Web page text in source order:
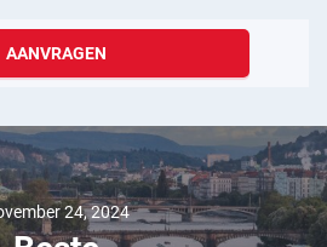
AANVRAGEN
24, 2024